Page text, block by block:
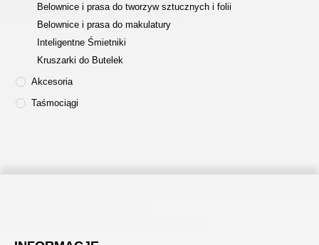
Belownice i prasa do tworzyw sztucznych i folii
Belownice i prasa do makulatury
Inteligentne Śmietniki
Kruszarki do Butelek
Akcesoria
Taśmociągi